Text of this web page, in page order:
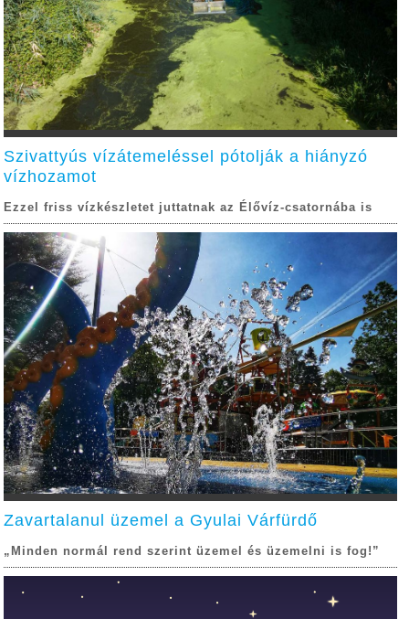
Szivattyús vízátemeléssel pótolják a hiányzó
vízhozamot
Ezzel friss vízkészletet juttatnak az Élővíz-csatornába is
Zavartalanul üzemel a Gyulai Várfürdő
„Minden normál rend szerint üzemel és üzemelni is fog!”